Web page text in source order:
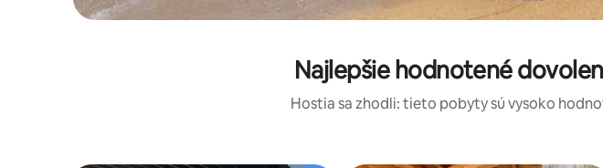
Najlepšie hodnotené
Hostia sa zhodli: tieto pobyty sú vysoko